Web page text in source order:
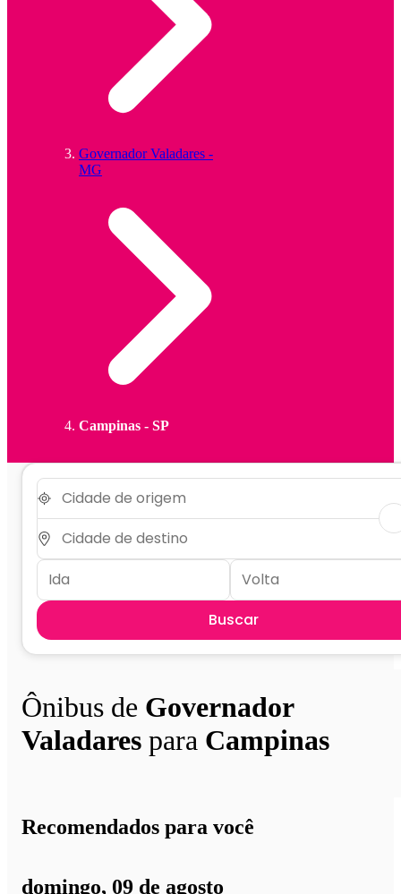
Governador Valadares -
MG
Campinas - SP
Buscar
Ônibus de Governador
Valadares para Campinas
Recomendados para você
domingo, 09 de agosto